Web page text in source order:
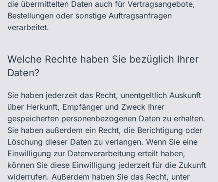
die übermittelten Daten auch für Vertragsangebote,
Bestellungen oder sonstige Auftragsanfragen
verarbeitet.
Welche Rechte haben Sie bezüglich Ihrer
Daten?
Sie haben jederzeit das Recht, unentgeltlich Auskunft
über Herkunft, Empfänger und Zweck Ihrer
gespeicherten personenbezogenen Daten zu erhalten.
Sie haben außerdem ein Recht, die Berichtigung oder
Löschung dieser Daten zu verlangen. Wenn Sie eine
Einwilligung zur Datenverarbeitung erteilt haben,
können Sie diese Einwilligung jederzeit für die Zukunft
widerrufen. Außerdem haben Sie das Recht, unter